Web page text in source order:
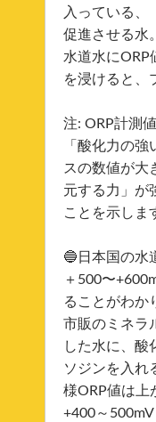
入っている、
促進させる水。
水道水にORP
を浸けると、
注: ORP計測
「酸化力の
スの数値が大
元する力」が
ことを示しま
🔵日本国の水
＋500〜
ることがわか
市販のミネラ
した水に、酸
ソジンを入れ
様ORP値は上
+400～500mV